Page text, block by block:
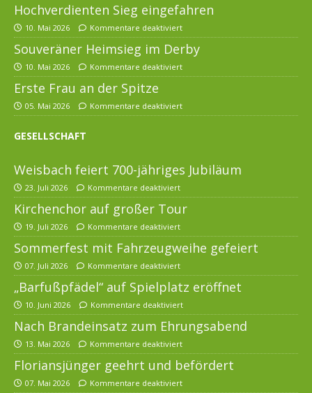
Hochverdienten Sieg eingefahren
10. Mai 2026 Kommentare deaktiviert
Souveräner Heimsieg im Derby
10. Mai 2026 Kommentare deaktiviert
Erste Frau an der Spitze
05. Mai 2026 Kommentare deaktiviert
GESELLSCHAFT
Weisbach feiert 700-jähriges Jubiläum
23. Juli 2026 Kommentare deaktiviert
Kirchenchor auf großer Tour
19. Juli 2026 Kommentare deaktiviert
Sommerfest mit Fahrzeugweihe gefeiert
07. Juli 2026 Kommentare deaktiviert
„Barfußpfädel“ auf Spielplatz eröffnet
10. Juni 2026 Kommentare deaktiviert
Nach Brandeinsatz zum Ehrungsabend
13. Mai 2026 Kommentare deaktiviert
Floriansjünger geehrt und befördert
07. Mai 2026 Kommentare deaktiviert